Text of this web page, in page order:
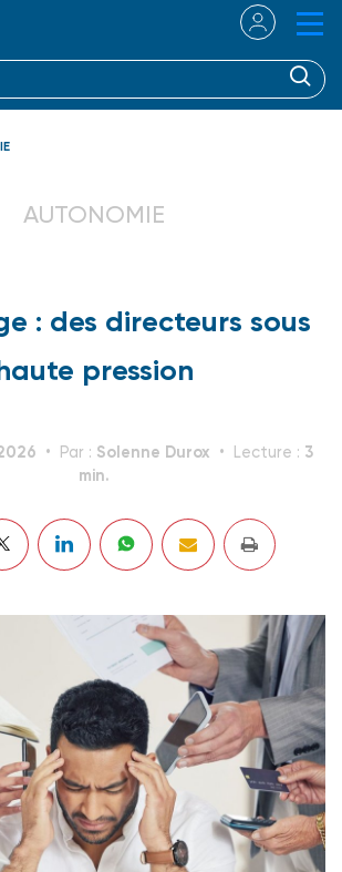
AUTONOMIE
: des directeurs sous
pression
Par : Solenne Durox Lecture : 3
min.